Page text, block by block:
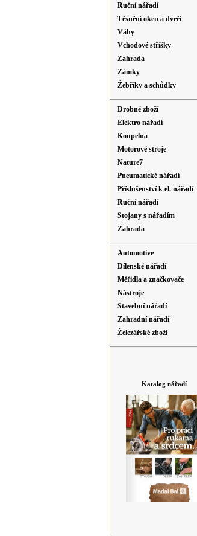
Ruční nářadí
Těsnění oken a dveří
Váhy
Vchodové stříšky
Zahrada
Zámky
Žebříky a schůdky
Drobné zboží
Elektro nářadí
Koupelna
Motorové stroje
Nature7
Pneumatické nářadí
Příslušenství k el. nářadí
Ruční nářadí
Stojany s nářadím
Zahrada
Automotive
Dílenské nářadí
Měřidla a značkovače
Nástroje
Stavební nářadí
Zahradní nářadí
Železářské zboží
Katalog nářadí